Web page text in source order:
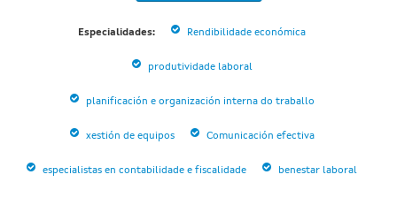
Especialidades: Rendibilidade económica
produtividade laboral
planificación e organización interna do traballo
xestión de equipos Comunicación efectiva
especialistas en contabilidade e fiscalidade benestar laboral